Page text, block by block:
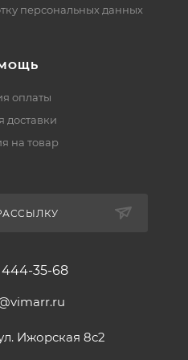
персональных данных
оплаты
доставки
на товар
444-35-68
Ижорская 8с2